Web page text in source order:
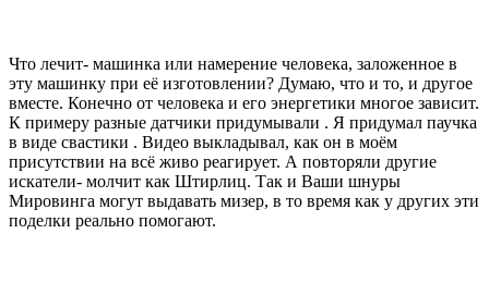
Что лечит- машинка или намерение человека, заложенное в
эту машинку при её изготовлении? Думаю, что и то, и другое
вместе. Конечно от человека и его энергетики многое зависит.
К примеру разные датчики придумывали . Я придумал паучка
в виде свастики . Видео выкладывал, как он в моём
присутствии на всё живо реагирует. А повторяли другие
искатели- молчит как Штирлиц. Так и Ваши шнуры
Мировинга могут выдавать мизер, в то время как у других эти
поделки реально помогают.